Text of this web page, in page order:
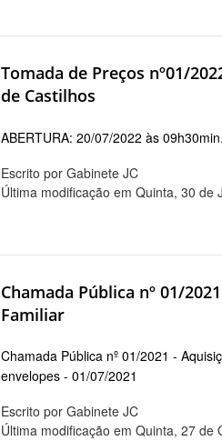
Tomada de Preços nº01/
de Castilhos
ABERTURA: 20/07/2022 às 09h30min.
Escrito por Gabinete JC
Última modificação em Quinta, 30 de
Chamada Pública nº 01/
Familiar
Chamada Pública nº 01/2021 -
envelopes - 01/07/2021
Escrito por Gabinete JC
Última modificação em Quinta, 27 de